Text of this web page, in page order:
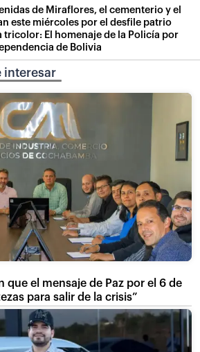
de Miraflores, el cementerio y el
este miércoles por el desfile patrio
tricolor: El homenaje de la Policía por
de Bolivia
interesar
que el mensaje de Paz por el 6 de
para salir de la crisis”